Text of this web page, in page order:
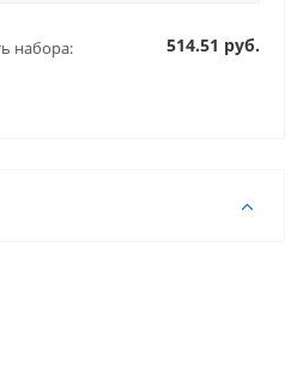
набора: 514.51 руб.